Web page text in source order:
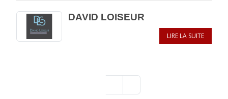
DAVID LOISEUR
LIRE LA SUITE